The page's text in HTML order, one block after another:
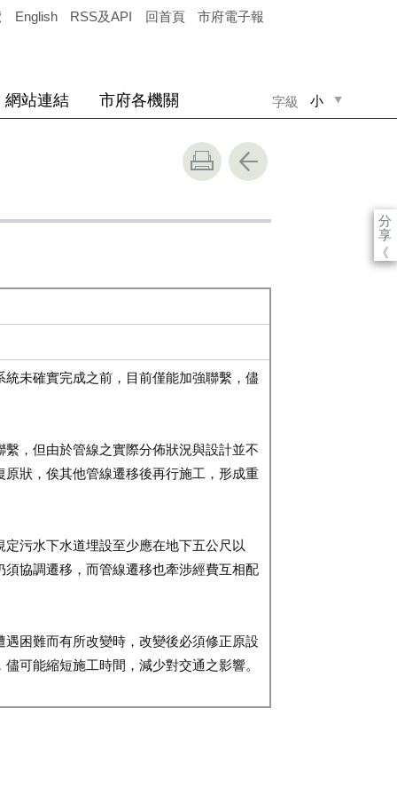
English RSS及API 回首頁 市府電子報
字級 小
網站連結 市府各機關
分
享
《
未確實完成之前，目前僅能加強聯繫，儘
，但由於管線之實際分佈狀況與設計並不
狀，俟其他管線遷移後再行施工，形成重
污水下水道埋設至少應在地下五公尺以
協調遷移，而管線遷移也牽涉經費互相配
困難而有所改變時，改變後必須修正原設
可能縮短施工時間，減少對交通之影響。